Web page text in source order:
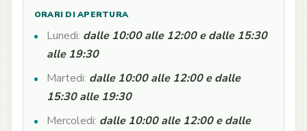
ORARI DI APERTURA
Lunedi: dalle 10:00 alle 12:00 e dalle 15:30
alle 19:30
Martedi: dalle 10:00 alle 12:00 e dalle
15:30 alle 19:30
Mercoledi: dalle 10:00 alle 12:00 e dalle